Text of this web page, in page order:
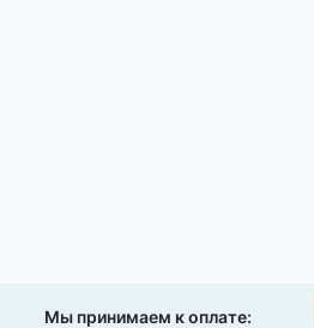
Мы принимаем к оплате: